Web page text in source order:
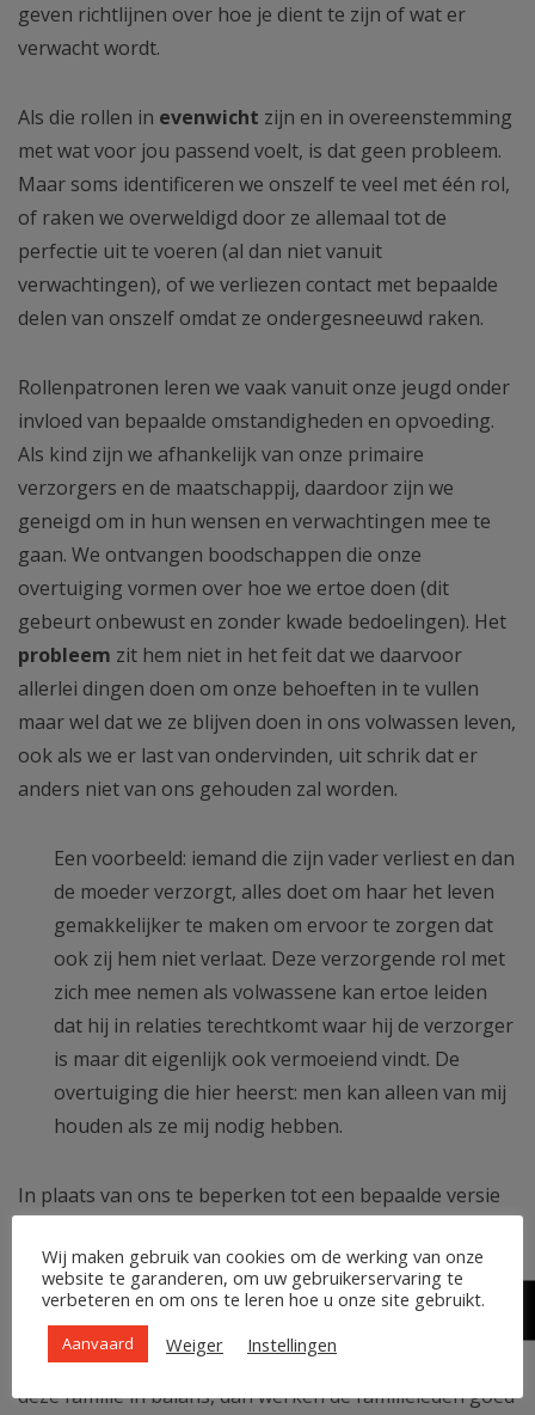
geven richtlijnen over hoe je dient te zijn of wat er
verwacht wordt.
Als die rollen in evenwicht zijn en in overeenstemming
met wat voor jou passend voelt, is dat geen probleem.
Maar soms identificeren we onszelf te veel met één rol,
of raken we overweldigd door ze allemaal tot de
perfectie uit te voeren (al dan niet vanuit
verwachtingen), of we verliezen contact met bepaalde
delen van onszelf omdat ze ondergesneeuwd raken.
Rollenpatronen leren we vaak vanuit onze jeugd onder
invloed van bepaalde omstandigheden en opvoeding.
Als kind zijn we afhankelijk van onze primaire
verzorgers en de maatschappij, daardoor zijn we
geneigd om in hun wensen en verwachtingen mee te
gaan. We ontvangen boodschappen die onze
overtuiging vormen over hoe we ertoe doen (dit
gebeurt onbewust en zonder kwade bedoelingen). Het
probleem zit hem niet in het feit dat we daarvoor
allerlei dingen doen om onze behoeften in te vullen
maar wel dat we ze blijven doen in ons volwassen leven,
ook als we er last van ondervinden, uit schrik dat er
anders niet van ons gehouden zal worden.
Een voorbeeld: iemand die zijn vader verliest en dan
de moeder verzorgt, alles doet om haar het leven
gemakkelijker te maken om ervoor te zorgen dat
ook zij hem niet verlaat. Deze verzorgende rol met
zich mee nemen als volwassene kan ertoe leiden
dat hij in relaties terechtkomt waar hij de verzorger
is maar dit eigenlijk ook vermoeiend vindt. De
overtuiging die hier heerst: men kan alleen van mij
houden als ze mij nodig hebben.
In plaats van ons te beperken tot een bepaalde versie
ons eenhele familieaan rollen in zich heeft. Er is een
deel in ons die kinderachtig is, een deel die speels is,
een deel die rationeel is, een deel die zorgzaam is, een
deel die bang is, … . The list goes on. Als wij vrij zijn, is
deze familie in balans, dan werken de familieleden goed
Wij maken gebruik van cookies om de werking van onze
website te garanderen, om uw gebruikerservaring te
verbeteren en om ons te leren hoe u onze site gebruikt.
Aanvaard Weiger Instellingen